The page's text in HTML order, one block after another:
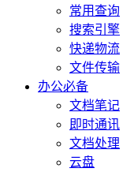
常用查询
搜索引擎
快递物流
文件传输
办公必备
文档笔记
即时通讯
文档处理
云盘